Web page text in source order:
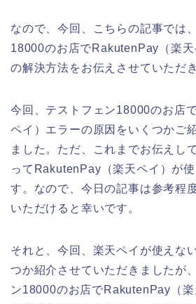
なので、今回、こちらの記事では
18000のお店でRakutenPay（楽
の解決方法をお伝えさせていただ
今回、テストフェン18000のお店
ペイ）エラーの原因をいくつかご
ました。ただ、これまでお伝えし
ってRakutenPay（楽天ペイ）が
す。なので、今日の記事は参考程
いただけると幸いです。
それと、今回、楽天ペイが使えな
つか紹介させていただきましたが
ン18000のお店でRakutenPay（